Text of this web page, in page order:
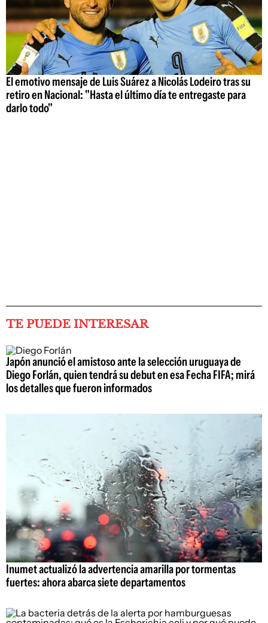
El emotivo mensaje de Luis Suárez a Nicolás Lodeiro tras su
retiro en Nacional: "Hasta el último día te entregaste para
darlo todo"
TE PUEDE INTERESAR
Japón anunció el amistoso ante la selección uruguaya de
Diego Forlán, quien tendrá su debut en esa Fecha FIFA; mirá
los detalles que fueron informados
Inumet actualizó la advertencia amarilla por tormentas
fuertes: ahora abarca siete departamentos